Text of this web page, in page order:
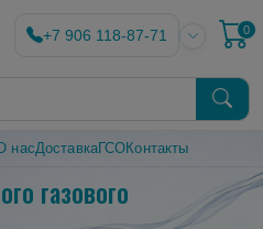
+7 906 118-87-71 0
насДоставкаГСОКонтакты
газового